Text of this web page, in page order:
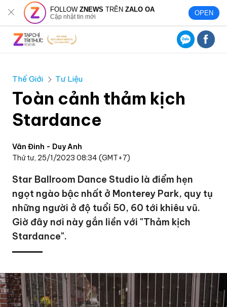
FOLLOWZNEWS TRÊNZALO OA
Cập nhật tin mới OPEN
Thế Giới Tư Liệu
Toàn cảnh thảm kịch
Stardance
Vân Đinh - Duy Anh
Thứ tư, 25/1/2023 08:34 (GMT+7)
Star Ballroom Dance Studio là điểm hẹn
ngọt ngào bậc nhất ở Monterey Park, quy tụ
những người ở độ tuổi 50, 60 tới khiêu vũ.
Giờ đây nơi này gắn liền với "Thảm kịch
Stardance".